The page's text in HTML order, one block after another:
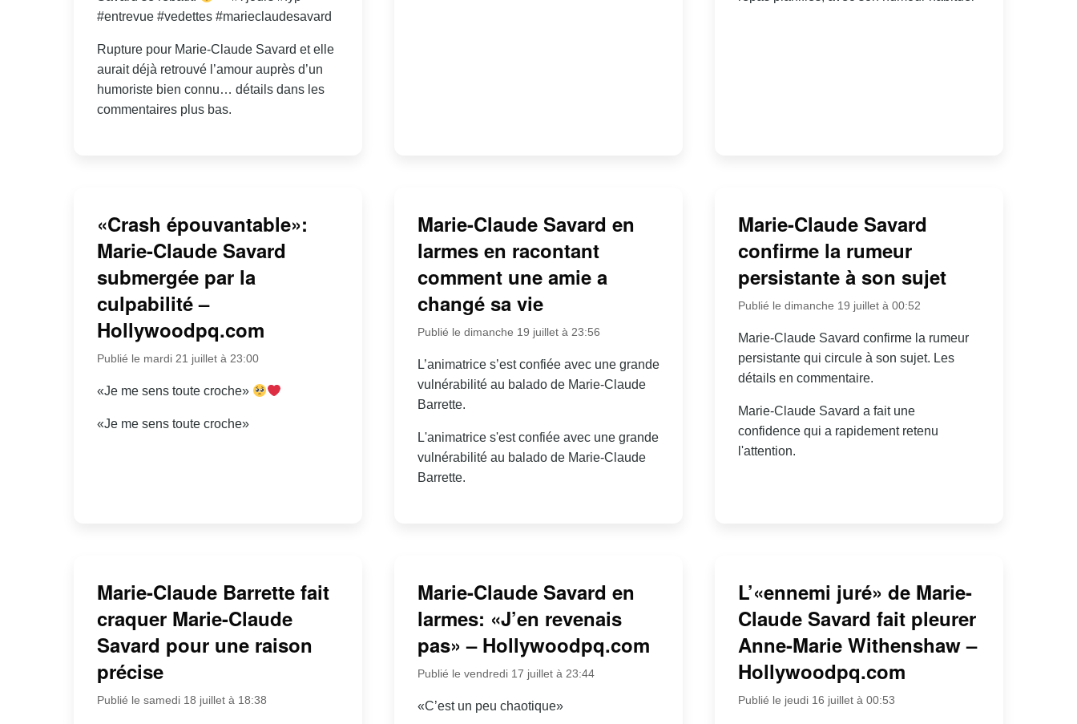
#entrevue #vedettes #marieclaudesavard
Rupture pour Marie-Claude Savard et elle
aurait déjà retrouvé l’amour auprès d’un
humoriste bien connu… détails dans les
commentaires plus bas.
«Crash épouvantable»:
Marie-Claude Savard
submergée par la
culpabilité –
Hollywoodpq.com
Publié le mardi 21 juillet à 23:00
«Je me sens toute croche»
«Je me sens toute croche»
Marie-Claude Savard en
larmes en racontant
comment une amie a
changé sa vie
Publié le dimanche 19 juillet à 23:56
L’animatrice s’est confiée avec une grande
vulnérabilité au balado de Marie-Claude
Barrette.
L'animatrice s'est confiée avec une grande
vulnérabilité au balado de Marie-Claude
Barrette.
Marie-Claude Savard
confirme la rumeur
persistante à son sujet
Publié le dimanche 19 juillet à 00:52
Marie-Claude Savard confirme la rumeur
persistante qui circule à son sujet. Les
détails en commentaire.
Marie-Claude Savard a fait une
confidence qui a rapidement retenu
l'attention.
Marie-Claude Barrette fait
craquer Marie-Claude
Savard pour une raison
précise
Publié le samedi 18 juillet à 18:38
Marie-Claude Savard en
larmes: «J’en revenais
pas» – Hollywoodpq.com
Publié le vendredi 17 juillet à 23:44
«C’est un peu chaotique»
L’«ennemi juré» de Marie-
Claude Savard fait pleurer
Anne-Marie Withenshaw –
Hollywoodpq.com
Publié le jeudi 16 juillet à 00:53